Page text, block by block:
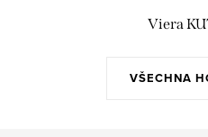
VŠECHNA
Viera